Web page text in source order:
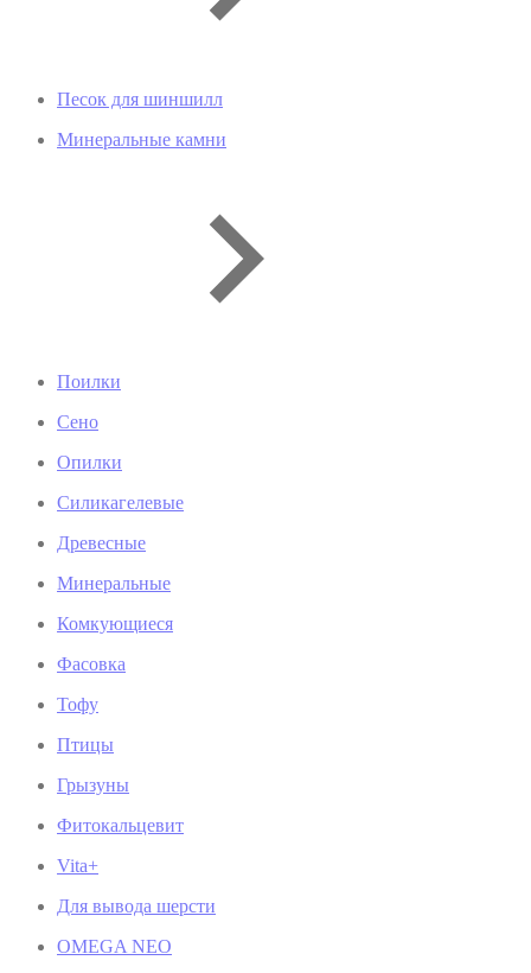
Песок для шиншилл
Минеральные камни
Поилки
Сено
Опилки
Силикагелевые
Древесные
Минеральные
Комкующиеся
Фасовка
Тофу
Птицы
Грызуны
Фитокальцевит
Vita+
Для вывода шерсти
OMEGA NEO